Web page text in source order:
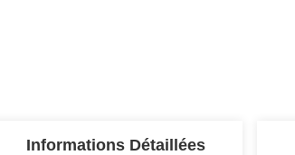
Informations Détaillées